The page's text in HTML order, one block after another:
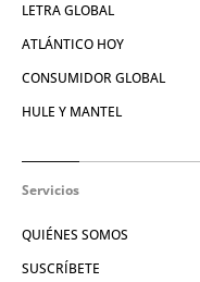
LETRA GLOBAL
ATLÁNTICO HOY
CONSUMIDOR GLOBAL
HULE Y MANTEL
Servicios
QUIÉNES SOMOS
SUSCRÍBETE